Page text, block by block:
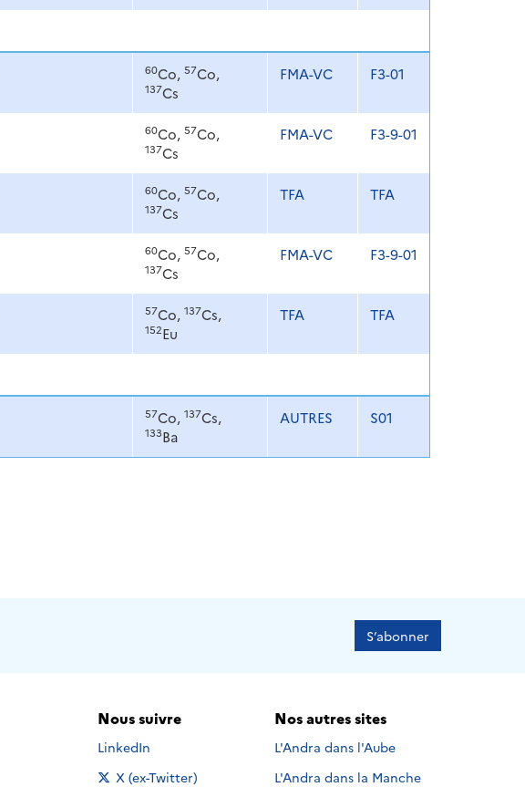
60Co, 57Co,
137Cs
FMA-VC F3-01
60Co, 57Co,
137Cs
FMA-VC F3-9-01
60Co, 57Co,
137Cs
TFA TFA
60Co, 57Co,
137Cs
FMA-VC F3-9-01
57Co, 137Cs,
152Eu
TFA TFA
57Co, 137Cs,
133Ba
AUTRES S01
S’abonner
Nous suivre
Nous suivre sur
LinkedIn
Nous suivre sur
X (ex-Twitter)
Nos autres sites
L'Andra dans l'Aube
L'Andra dans la Manche